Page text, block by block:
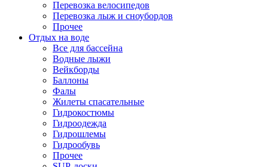
Перевозка велосипедов
Перевозка лыж и сноубордов
Прочее
Отдых на воде
Все для бассейна
Водные лыжи
Вейкборды
Баллоны
Фалы
Жилеты спасательные
Гидрокостюмы
Гидроодежда
Гидрошлемы
Гидрообувь
Прочее